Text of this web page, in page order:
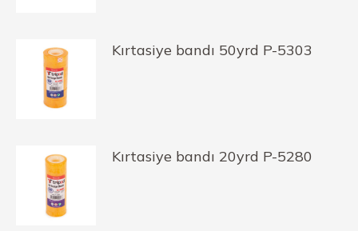
Kırtasiye bandı 50yrd P-5303
Kırtasiye bandı 20yrd P-5280